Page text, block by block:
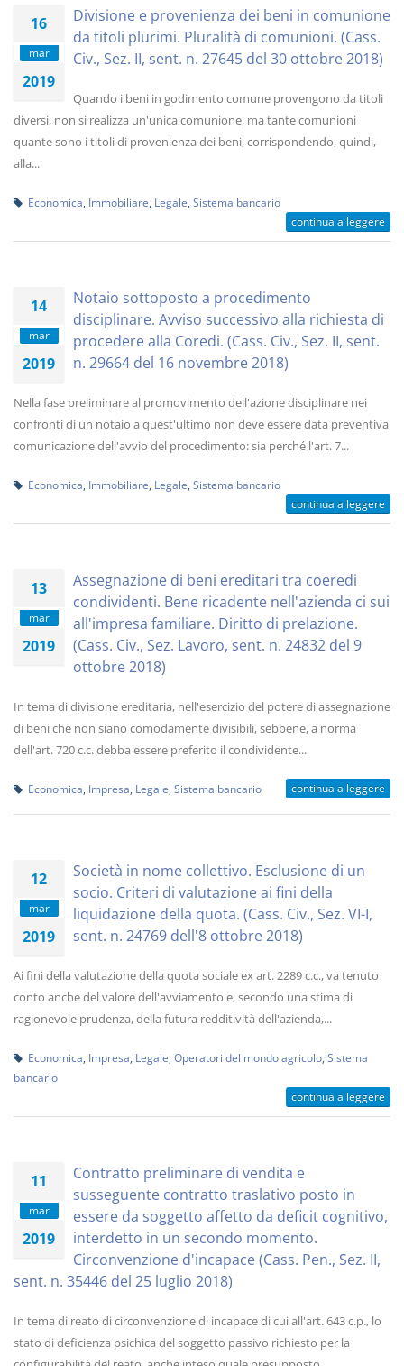
16
mar
2019
Divisione e provenienza dei beni in comunione
da titoli plurimi. Pluralità di comunioni. (Cass.
Civ., Sez. II, sent. n. 27645 del 30 ottobre 2018)
Quando i beni in godimento comune provengono da titoli
diversi, non si realizza un'unica comunione, ma tante comunioni
quante sono i titoli di provenienza dei beni, corrispondendo, quindi,
alla...
Economica Immobiliare Legale Sistema bancario
continua a leggere
14
mar
2019
Notaio sottoposto a procedimento
disciplinare. Avviso successivo alla richiesta di
procedere alla Coredi. (Cass. Civ., Sez. II, sent.
n. 29664 del 16 novembre 2018)
Nella fase preliminare al promovimento dell'azione disciplinare nei
confronti di un notaio a quest'ultimo non deve essere data preventiva
comunicazione dell'avvio del procedimento: sia perché l'art. 7...
Economica Immobiliare Legale Sistema bancario
continua a leggere
13
mar
2019
Assegnazione di beni ereditari tra coeredi
condividenti. Bene ricadente nell'azienda ci sui
all'impresa familiare. Diritto di prelazione.
(Cass. Civ., Sez. Lavoro, sent. n. 24832 del 9
ottobre 2018)
In tema di divisione ereditaria, nell'esercizio del potere di assegnazione
di beni che non siano comodamente divisibili, sebbene, a norma
dell'art. 720 c.c. debba essere preferito il condividente...
Economica Impresa Legale Sistema bancario continua a leggere
12
mar
2019
Società in nome collettivo. Esclusione di un
socio. Criteri di valutazione ai fini della
liquidazione della quota. (Cass. Civ., Sez. VI-I,
sent. n. 24769 dell'8 ottobre 2018)
Ai fini della valutazione della quota sociale ex art. 2289 c.c., va tenuto
conto anche del valore dell'avviamento e, secondo una stima di
ragionevole prudenza, della futura redditività dell'azienda,...
Economica Impresa Legale Operatori del mondo agricolo Sistema
bancario
continua a leggere
11
mar
2019
Contratto preliminare di vendita e
susseguente contratto traslativo posto in
essere da soggetto affetto da deficit cognitivo,
interdetto in un secondo momento.
Circonvenzione d'incapace (Cass. Pen., Sez. II,
sent. n. 35446 del 25 luglio 2018)
In tema di reato di circonvenzione di incapace di cui all'art. 643 c.p., lo
stato di deficienza psichica del soggetto passivo richiesto per la